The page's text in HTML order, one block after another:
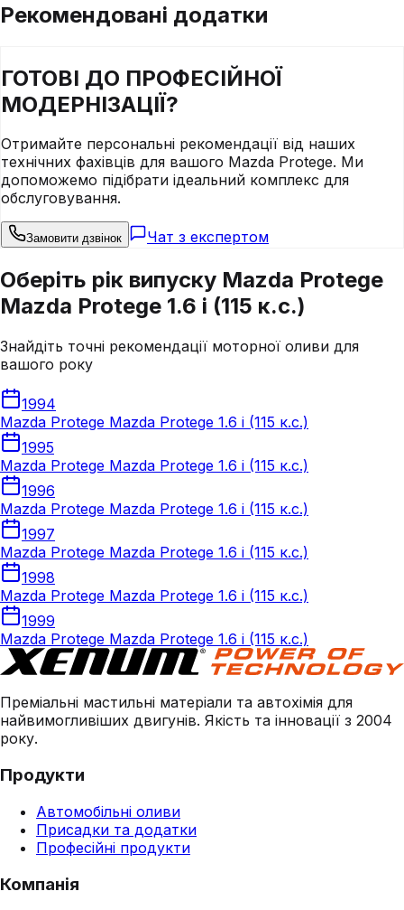
Рекомендовані додатки
ГОТОВІ ДО ПРОФЕСІЙНОЇ
МОДЕРНІЗАЦІЇ?
Отримайте персональні рекомендації від наших
технічних фахівців для вашого Mazda Protege. Ми
допоможемо підібрати ідеальний комплекс для
обслуговування.
Замовити дзвінок Чат з експертом
Оберіть рік випуску Mazda Protege
Mazda Protege 1.6 i (115 к.с.)
Знайдіть точні рекомендації моторної оливи для
вашого року
1994
Mazda Protege Mazda Protege 1.6 i (115 к.с.)
1995
Mazda Protege Mazda Protege 1.6 i (115 к.с.)
1996
Mazda Protege Mazda Protege 1.6 i (115 к.с.)
1997
Mazda Protege Mazda Protege 1.6 i (115 к.с.)
1998
Mazda Protege Mazda Protege 1.6 i (115 к.с.)
1999
Mazda Protege Mazda Protege 1.6 i (115 к.с.)
Преміальні мастильні матеріали та автохімія для
найвимогливіших двигунів. Якість та інновації з 2004
року.
Продукти
Автомобільні оливи
Присадки та додатки
Професійні продукти
Компанія